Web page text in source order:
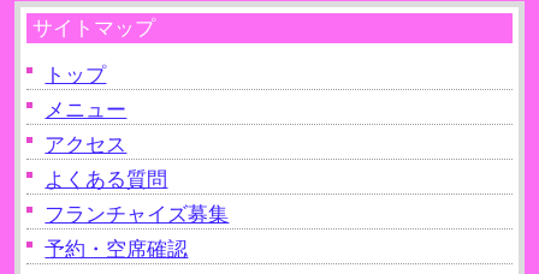
の重要性！老廃物を出す！
2020年10月09日：アロママッサージは自律神経を
整えるのに有効？
2020年10月09日：
婦）NGって本当？
2020年10月09日：
受けられるの？注意点を解説！
2020年10月09日：アロママッサージはクリームを
使ってもできるの？
サイトマップ
トップ
メニュー
アクセス
よくある質問
フランチャイズ募集
予約・空席確認